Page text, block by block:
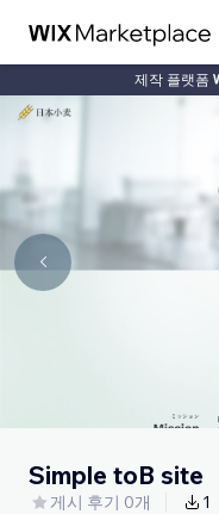
제작 플랫폼
Simple toB site
게시 후기 0개 1